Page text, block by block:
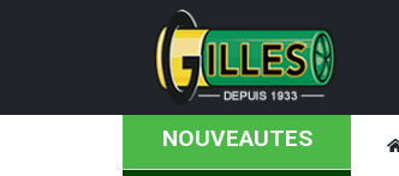
NOUVEAUTES